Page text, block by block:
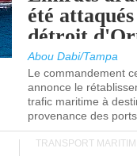
été
détroit
Abou Dabi/Tampa
Le commandement
annonce le
trafic maritime à
provenance des
TRANSPORT